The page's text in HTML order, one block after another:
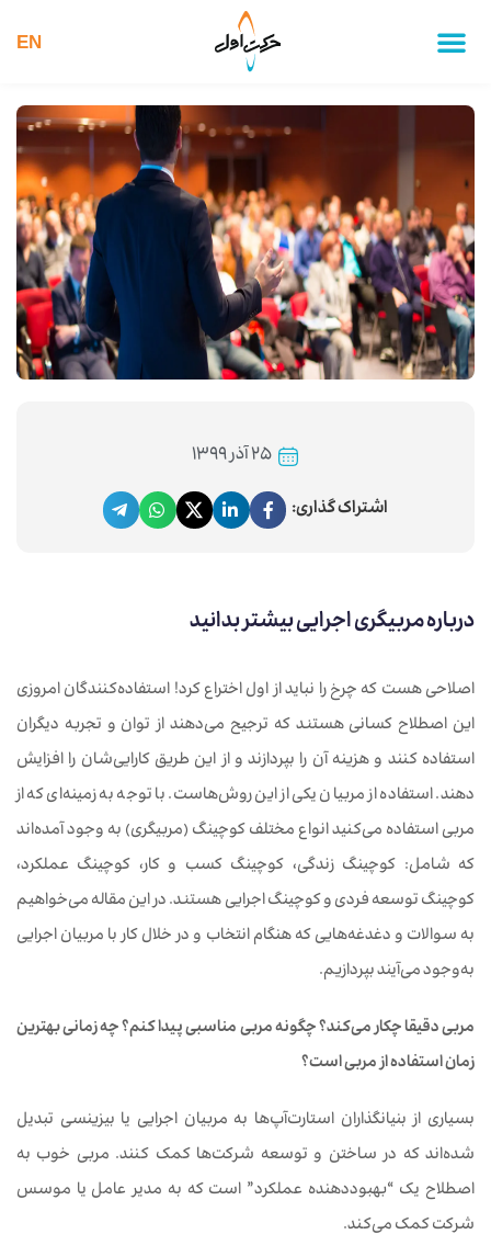
EN
۲۵ آذر ۱۳۹۹
اشتراک گذاری:
درباره مربیگری اجرایی بیشتر بدانید
اصلاحی هست که چرخ را نباید از اول اختراع کرد! استفاده‌کنندگان امروزی
این اصطلاح کسانی هستند که ترجیح می‌دهند از توان و تجربه دیگران
استفاده ‌کنند و هزینه آن را بپردازند و از این طریق کارایی‌شان را افزایش
دهند. استفاده از مربیان یکی از این روش‌هاست. با توجه به زمینه‌ای که از
مربی استفاده می‌کنید انواع مختلف کوچینگ (مربیگری) به وجود آمده‌اند
که شامل: کوچینگ زندگی، کوچینگ کسب و کار، کوچینگ عملکرد،
کوچینگ توسعه فردی و کوچینگ اجرایی هستند. در این مقاله می‌خواهیم
به سوالات و دغدغه‌هایی که هنگام انتخاب و در خلال کار با مربیان اجرایی
به‌وجود می‌آیند بپردازیم.
مربیدقیقاچکارمیکند؟چگونهمربیمناسبی پیداکنم؟چهزمانیبهترین
زماناستفادهازمربیاست؟
بسیاری از بنیانگذاران استارت‌آپ‌ها به مربیان اجرایی یا بیزینسی تبدیل
شده‌اند که در ساختن و توسعه شرکت‌ها کمک ‌کنند. مربی خوب به
اصطلاح یک “بهبود‌دهنده عملکرد” است که به مدیر عامل یا موسس
شرکت کمک‌ می‌کند.